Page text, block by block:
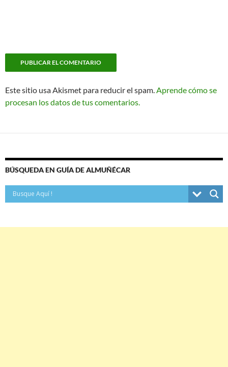
Este sitio usa Akismet para reducir el spam. Aprende cómo se
procesan los datos de tus comentarios.
BÚSQUEDA EN GUÍA DE ALMUÑÉCAR